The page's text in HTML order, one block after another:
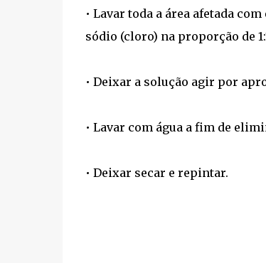
• Lavar toda a área afetada
sódio (cloro) na proporção de
• Deixar a solução agir por
• Lavar com água a fim de
• Deixar secar e repintar.